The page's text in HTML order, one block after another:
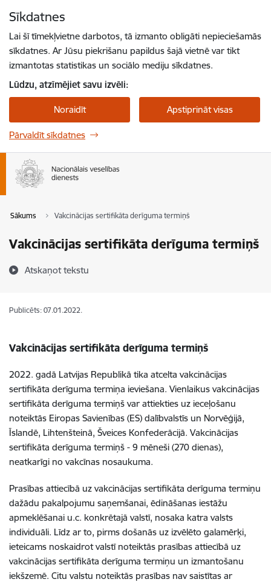
Sīkdatnes
Lai šī tīmekļvietne darbotos, tā izmanto obligāti nepieciešamās
sīkdatnes. Ar Jūsu piekrišanu papildus šajā vietnē var tikt
izmantotas statistikas un sociālo mediju sīkdatnes.
Lūdzu, atzīmējiet savu izvēli:
Noraidīt Apstiprināt visas
Pārvaldīt sīkdatnes
Sākums Vakcinācijas sertifikāta derīguma termiņš
Vakcinācijas sertifikāta derīguma termiņš
Atskaņot tekstu
Publicēts: 07.01.2022.
Vakcinācijas sertifikāta derīguma termiņš
2022. gadā Latvijas Republikā tika atcelta vakcinācijas
sertifikāta derīguma termiņa ieviešana. Vienlaikus vakcinācijas
sertifikāta derīguma termiņš var attiekties uz ieceļošanu
noteiktās Eiropas Savienības (ES) dalībvalstīs un Norvēģijā,
Īslandē, Lihtenšteinā, Šveices Konfederācijā. Vakcinācijas
sertifikāta derīguma termiņš - 9 mēneši (270 dienas),
neatkarīgi no vakcīnas nosaukuma.
Prasības attiecībā uz vakcinācijas sertifikāta derīguma termiņu
dažādu pakalpojumu saņemšanai, ēdināšanas iestāžu
apmeklēšanai u.c. konkrētajā valstī, nosaka katra valsts
individuāli. Līdz ar to, pirms došanās uz izvēlēto galamērķi,
ieteicams noskaidrot valstī noteiktās prasības attiecībā uz
vakcinācijas sertifikāta derīguma termiņu un izmantošanu
iekšzemē. Citu valstu noteiktās prasības nav saistītas ar